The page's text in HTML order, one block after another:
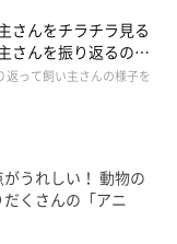
を舐めてしまうこと
がアルコールを摂取
きましょう。
れる症状
症状が現れます。
さんをチラチラ見る
んを振り返るのは
返って飼い主さんの様子を
うれしい！ 動物の
くさんの「アニ